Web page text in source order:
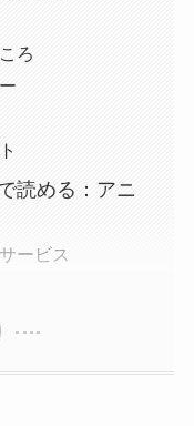
ろ
読める：アニ
ービス